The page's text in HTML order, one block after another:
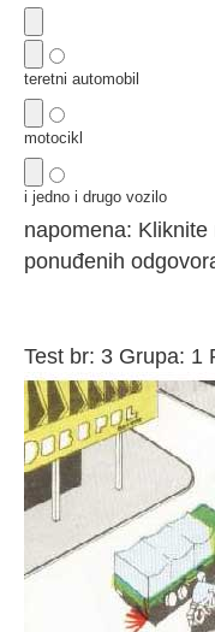
teretni automobil
motocikl
i jedno i drugo vozilo
napomena:
ponuđenih
Test br: 3 Grupa: 1